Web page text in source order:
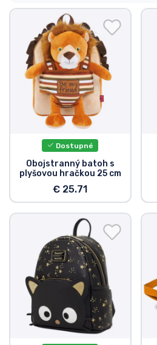
Dostupné
Obojstranný batoh s
plyšovou hračkou 25 cm
€ 25.71
Akcie
Expresná preprava
Predobjednávky
Outlet produkty
Preprava a platba
Zoradiť podľa série
Zoradiť podľa filmov
Zoradiť podľa karikatúry
Zoradiť podľa Anime
Zoradiť podľa hier
Zoradiť podľa športu